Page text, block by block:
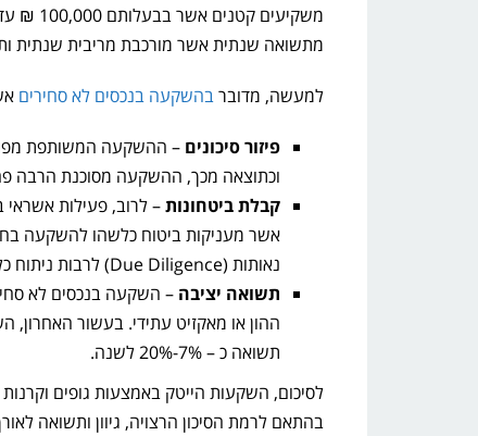
מתשואה שנתית אשר מורכבת מריבית שנתית
למעשה, מדוברבהשקעה בנכסים לא סחירים
פיזור סיכונים
וכתוצאה מכך, ההשקעה מסוכנת הרבה
קבלת ביטחונות
אשר מעניקות ביטוח כלשהו להשקעה
נאותות (Due Diligence) לרבות ניתוח כלכלי, משפטי, טכנולוגיה ופוטנציאל השבחה.
תשואה יציבה – השקעה בנכסים לא
ההון או מאקזיט עתידי. בעשור האחרון,
תשואה כ – 7%-20% לשנה.
לסיכום, השקעות הייטק באמצעות גופים
בהתאם לרמת הסיכון הרצויה, גיוון ותשואה